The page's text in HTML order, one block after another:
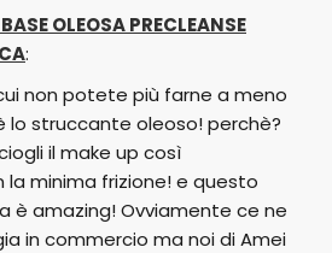
OLEOSA PRECLEANSE
:
non potete più farne a meno
lo struccante oleoso! perchè?
il make up così
minima frizione! e questo
è amazing! Ovviamente ce ne
in commercio ma noi di Amei